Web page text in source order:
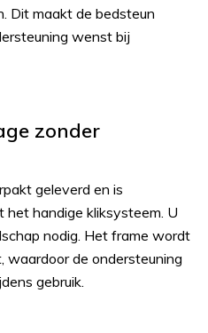
Dit maakt de bedsteun
wenst bij
zonder
geleverd en is
handige kliksysteem. U
nodig. Het frame wordt
waardoor de ondersteuning
gebruik.